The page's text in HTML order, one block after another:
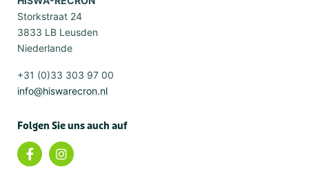
Storkstraat 24
3833 LB Leusden
Niederlande
+31 (0)33 303 97 00
info@hiswarecron.nl
Folgen Sie uns auch auf